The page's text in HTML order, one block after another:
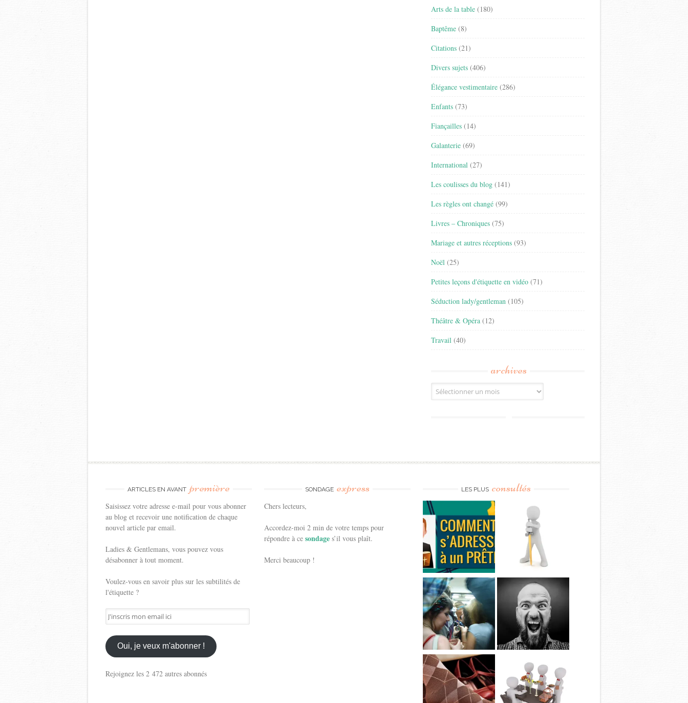
Arts de la table (180)
Baptême (8)
Citations (21)
Divers sujets (406)
Élégance vestimentaire (286)
Enfants (73)
Fiançailles (14)
Galanterie (69)
International (27)
Les coulisses du blog (141)
Les règles ont changé (99)
Livres – Chroniques (75)
Mariage et autres réceptions (93)
Noël (25)
Petites leçons d'étiquette en vidéo (71)
Séduction lady/gentleman (105)
Théâtre & Opéra (12)
Travail (40)
archives
Archives
ARTICLES EN AVANT première
Saisissez votre adresse e-mail pour vous abonner
au blog et recevoir une notification de chaque
nouvel article par email.
Ladies & Gentlemans, vous pouvez vous
désabonner à tout moment.
Voulez-vous en savoir plus sur les subtilités de
l'étiquette ?
J'inscris
mon
email
ici
Oui, je veux m'abonner !
Rejoignez les 2 472 autres abonnés
SONDAGE express
Chers lecteurs,
Accordez-moi 2 min de votre temps pour
répondre à cesondages’il vous plaît.
Merci beaucoup !
LES PLUS consultés